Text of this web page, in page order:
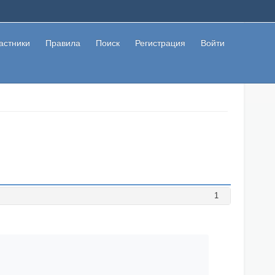
Правила Поиск Регистрация Войти
1